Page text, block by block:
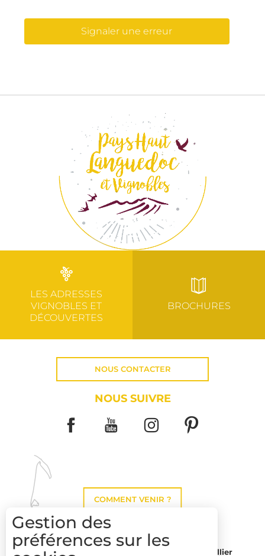
Signaler une erreur
LES ADRESSES
VIGNOBLES ET
DÉCOUVERTES
BROCHURES
NOUS CONTACTER
NOUS SUIVRE
COMMENT VENIR ?
Montpellier
Gestion des
préférences sur les